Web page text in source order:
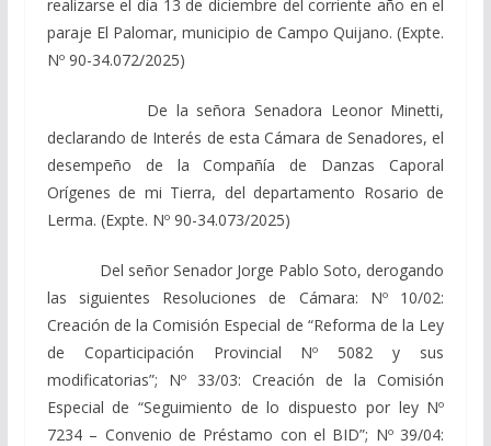
realizarse el día 13 de diciembre del corriente año en el
paraje El Palomar, municipio de Campo Quijano. (Expte.
Nº 90-34.072/2025)
De la señora Senadora Leonor Minetti,
declarando de Interés de esta Cámara de Senadores, el
desempeño de la Compañía de Danzas Caporal
Orígenes de mi Tierra, del departamento Rosario de
Lerma. (Expte. Nº 90-34.073/2025)
Del señor Senador Jorge Pablo Soto, derogando
las siguientes Resoluciones de Cámara: Nº 10/02:
Creación de la Comisión Especial de “Reforma de la Ley
de Coparticipación Provincial Nº 5082 y sus
modificatorias”; Nº 33/03: Creación de la Comisión
Especial de “Seguimiento de lo dispuesto por ley Nº
7234 – Convenio de Préstamo con el BID”; Nº 39/04: